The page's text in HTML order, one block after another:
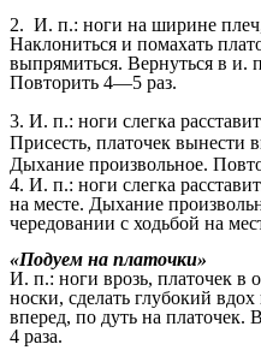
2. И. п.: ноги на ширине плеч,
Наклониться и помахать
выпрямиться. Вернуться в и.
Повторить 4—5 раз.
3. И. п.: ноги слегка
Присесть, платочек вынести
Дыхание произвольное.
4. И. п.: ноги слегка
на месте. Дыхание
чередовании с ходьбой на
«Подуем на платочки»
И. п.: ноги врозь, платочек в
носки, сделать глубокий
вперед, по дуть на
4 раза.